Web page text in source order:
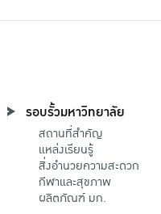
รอบรั้วมหาวิทยาลัย
สถานที่สำคัญ
แหล่งเรียนรู้
สิ่งอำนวยความสะดวก
กีฬาและสุขภาพ
ผลิตภัณฑ์ มก.